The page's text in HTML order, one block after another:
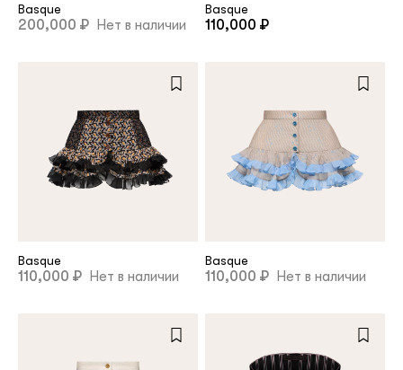
Registered
customer
Email
Basque
200,000 ₽ Нет в наличии
Basque
110,000 ₽
Basque
110,000 ₽ Нет в наличии
Basque
110,000 ₽ Нет в наличии